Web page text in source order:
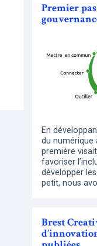
Premier
En
du numérique
première
favoriser
développer
petit, nous
Brest